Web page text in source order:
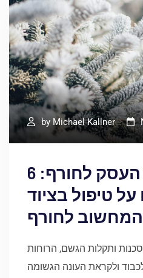
by Michael Kallner
כך תכינו את העסק לחורף: 6
על טיפול בציוד
המחשוב לחורף
ותקלות הגשם, הרוחות
ולקראת העונה הגשומה